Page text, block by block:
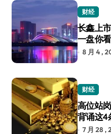
财经
长鑫上
一盘你
8 月 4 ,
财经
高位站
背诵这4
7 月 28 ,